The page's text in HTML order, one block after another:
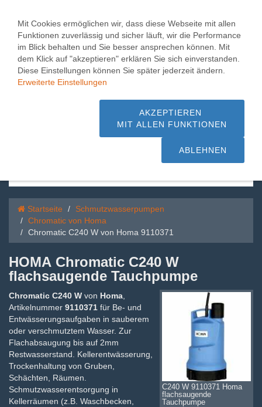
Chromatic C240 W von
Homa 9110371
Beratung + Service - schnelle Lieferung
Startseite
Schmutzwasserpumpen
Chromatic von Homa
Chromatic C240 W von Homa 9110371
HOMA Chromatic C240 W
flachsaugende Tauchpumpe
C240 W 9110371 Homa
flachsaugende
Tauchpumpe
Chromatic C240 W von Homa
Artikelnummer 9110371 für Be- und
Entwässerungsaufgaben in sauberem
oder verschmutztem Wasser. Zur
Flachabsaugung bis auf 2mm
Restwasserstand. Kellerentwässerung,
Trockenhaltung von Gruben,
Schächten, Räumen.
Schmutzwasserentsorgung in
Kellerräumen (z.B. Waschbecken,
Mit Cookies ermöglichen wir, dass diese Webseite mit allen
Funktionen zuverlässig und sicher läuft, wir die Performance
im Blick behalten und Sie besser ansprechen können. Mit
dem Klick auf "akzeptieren" erklären Sie sich einverstanden.
Diese Einstellungen können Sie später jederzeit ändern.
Erweiterte Einstellungen
AKZEPTIEREN
MIT ALLEN FUNKTIONEN
ABLEHNEN